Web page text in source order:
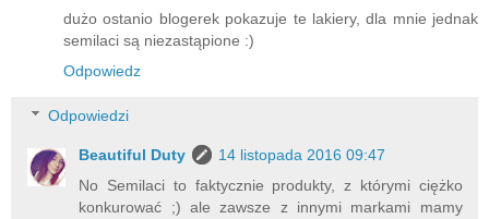
dużo ostanio blogerek pokazuje te lakiery, dla mnie jednak
semilaci są niezastąpione :)
Odpowiedz
Odpowiedzi
Beautiful Duty
14 listopada 2016 09:47
No Semilaci to faktycznie produkty, z którymi ciężko
konkurować ;) ale zawsze z innymi markami mamy